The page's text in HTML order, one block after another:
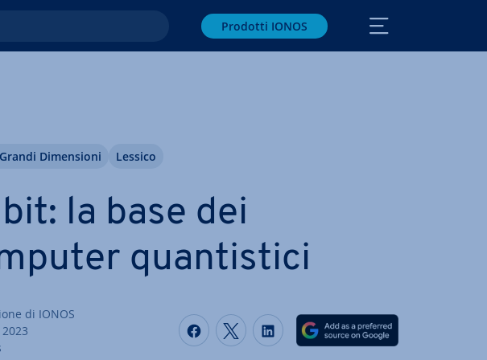
Prodotti IONOS
la base dei
quan­ti­sti­ci
di IONOS
Condividi via Facebook
Condividi via Twitter
Condividi via LinkedIN
Di­men­sio­ni Lessico